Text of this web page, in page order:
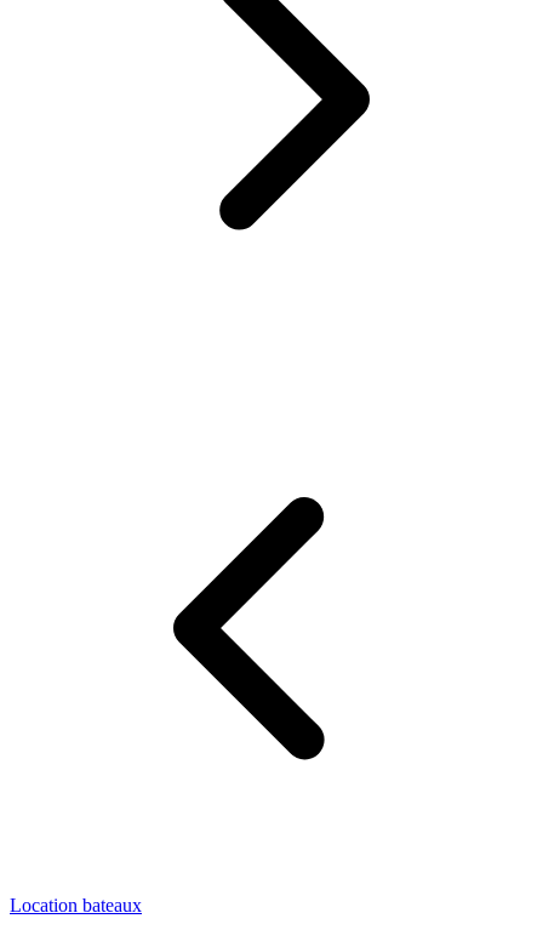
Location bateaux